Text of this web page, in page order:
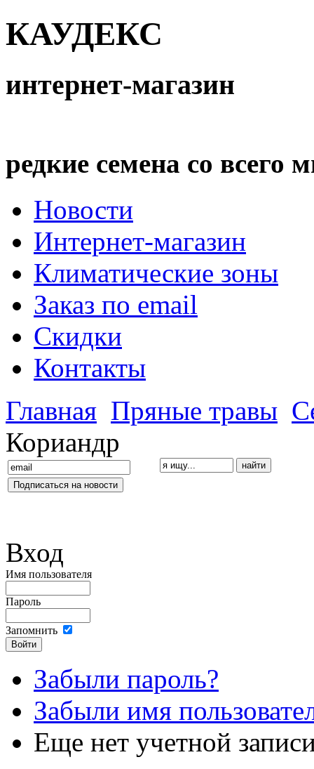
КАУДЕКС
интернет-магазин
редкие семена со всего
Новости
Интернет-магазин
Климатические зоны
Заказ по email
Скидки
Контакты
Главная Пряные травы
Кориандр
Вход
Имя пользователя
Пароль
Запомнить
Забыли пароль?
Забыли имя
Еще нет учетной